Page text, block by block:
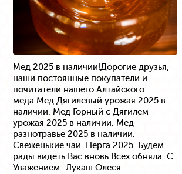
Мед 2025 в наличии!Дорогие друзья,
наши постоянные покупатели и
почитатели нашего Алтайского
меда.Мед Дягилевый урожая 2025 в
наличии. Мед Горный с Дягилем
урожая 2025 в наличии. Мед
разнотравье 2025 в наличии.
Свеженькие чаи. Перга 2025. Будем
рады видеть Вас вновь.Всех обняла. С
Уважением- Лукаш Олеся.